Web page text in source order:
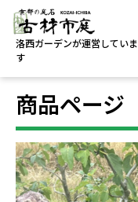
洛西ガーデンが運営していま
す
商品ページ